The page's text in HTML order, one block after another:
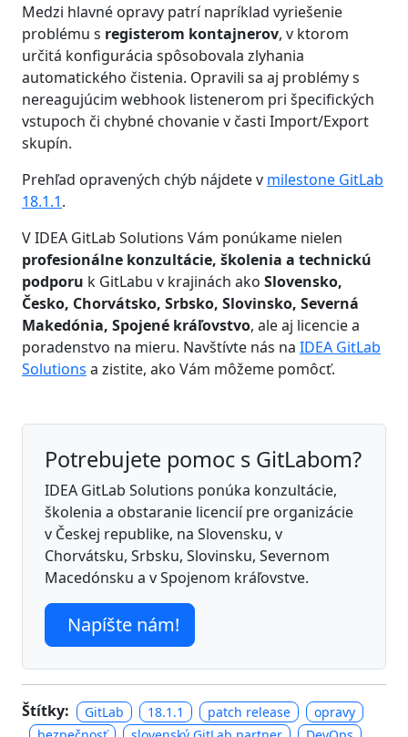
Medzi hlavné opravy patrí napríklad vyriešenie
problému s registerom kontajnerov, v ktorom
určitá konfigurácia spôsobovala zlyhania
automatického čistenia. Opravili sa aj problémy s
nereagujúcim webhook listenerom pri špecifických
vstupoch či chybné chovanie v časti Import/Export
skupín.
Prehľad opravených chýb nájdete v milestone GitLab
18.1.1.
V IDEA GitLab Solutions Vám ponúkame nielen
profesionálne konzultácie, školenia a technickú
podporu k GitLabu v krajinách ako Slovensko,
Česko, Chorvátsko, Srbsko, Slovinsko, Severná
Makedónia, Spojené kráľovstvo, ale aj licencie a
poradenstvo na mieru. Navštívte nás na IDEA GitLab
Solutions a zistite, ako Vám môžeme pomôcť.
Potrebujete pomoc s GitLabom?
IDEA GitLab Solutions ponúka konzultácie,
školenia a obstaranie licencií pre organizácie
v Českej republike, na Slovensku, v
Chorvátsku, Srbsku, Slovinsku, Severnom
Macedónsku a v Spojenom kráľovstve.
Napíšte nám!
Štítky: GitLab 18.1.1 patch release
opravy